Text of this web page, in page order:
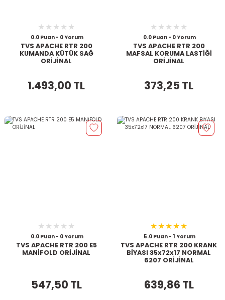
0.0 Puan - 0 Yorum
TVS APACHE RTR 200
KUMANDA KÜTÜK SAĞ
ORİJİNAL
1.493,00 TL
0.0 Puan - 0 Yorum
TVS APACHE RTR 200
MAFSAL KORUMA LASTİĞİ
ORİJİNAL
373,25 TL
0.0 Puan - 0 Yorum
TVS APACHE RTR 200 E5
MANİFOLD ORİJİNAL
547,50 TL
5.0 Puan - 1 Yorum
TVS APACHE RTR 200 KRANK
BİYASI 35x72x17 NORMAL
6207 ORİJİNAL
639,86 TL